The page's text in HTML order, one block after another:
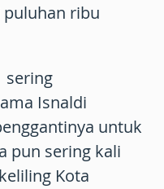
puluhan ribu
sering
Isnaldi
untuk
pun sering kali
Kota